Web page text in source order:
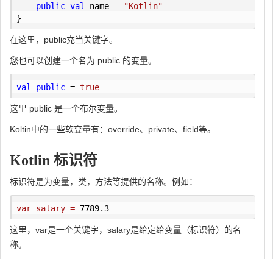
public val name =
"Kotlin"
}
在这里，public充当关键字。
您也可以创建一个名为 public 的变量。
val public = true
这里 public 是一个布尔变量。
Koltin中的一些软变量有：override、private、field等。
Kotlin 标识符
标识符是为变量，类，方法等提供的名称。例如：
var salary = 7789.3
这里，var是一个关键字，salary是给定给变量（标识符）的名
称。